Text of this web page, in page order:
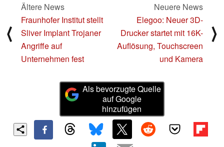
⟨
Ältere News
Fraunhofer Institut stellt
Sliver Implant Trojaner
Angriffe auf
Unternehmen fest
Neuere News
Elegoo: Neuer 3D-
Drucker startet mit 16K-
Auflösung, Touchscreen
und Kamera
⟩
Als bevorzugte Quelle
auf Google
hinzufügen